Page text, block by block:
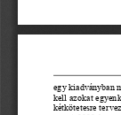
egy kiadványban
kell azokat
kétkötetesre